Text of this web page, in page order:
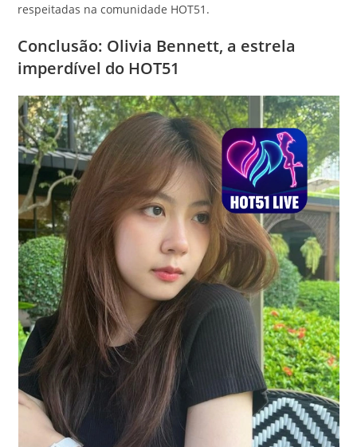
respeitadas na comunidade HOT51.
Conclusão: Olivia Bennett, a estrela
imperdível do HOT51